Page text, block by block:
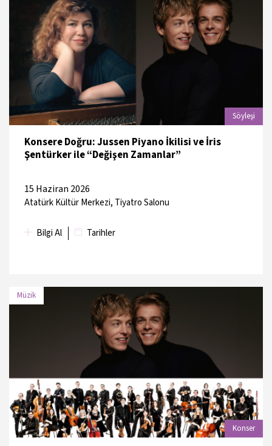
Söyleşi
Konsere Doğru: Jussen Piyano İkilisi ve İris
Şentürker ile “Değişen Zamanlar”
15 Haziran 2026
Atatürk Kültür Merkezi, Tiyatro Salonu
Bilgi Al Tarihler
TARİH
15 Haziran
2026
Atatürk Kültür Merkezi, Tiyatro
Salonu
Müzik
Konser
MEKAN
16 Haziran 2026